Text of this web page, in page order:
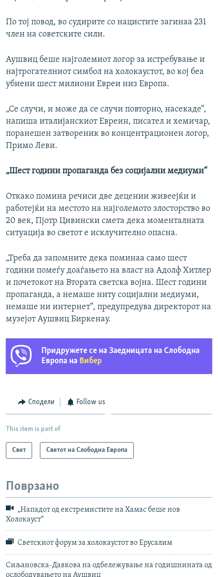
По тој повод, во судирите со нацистите загинаа 231
член на советските сили.
Аушвиц беше најголемиот логор за истребување и
најтрогателниот симбол на холокаустот, во кој беа
убиени шест милиони Евреи низ Европа.
„Се случи, и може да се случи повторно, насекаде“,
напиша италијанскиот Евреин, писател и хемичар,
поранешен затвореник во концентрационен логор,
Примо Леви.
„Шест години пропаганда без социјални медиуми“
Откако помина речиси две децении живеејќи и
работејќи на местото на најголемото злосторство во
20 век, Пјотр Цивински смета дека моменталната
ситуација во светот е исклучително опасна.
„Треба да запомните дека поминаа само шест
години помеѓу доаѓањето на власт на Адолф Хитлер
и почетокот на Втората светска војна. Шест години
пропаганда, а немаше ниту социјални медиуми,
немаше ни интернет“, предупредува директорот на
музејот Аушвиц Биркенау.
Придружете се на Заедницата на Слободна
Европа на Вибер
Сподели Follow us
This item is part of
Свет Светот на Слободна Европа
Поврзано
„Нападот од екстремистите на Хамас беше нов
Холокауст“
Светскиот форум за холокаустот во Ерусалим
Сиљановска-Давкова на одбележување на годишнината од
ослободувањето на Аушвиц